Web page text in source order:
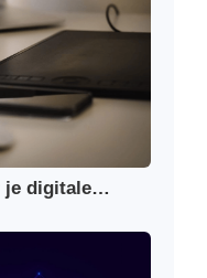
je digitale…